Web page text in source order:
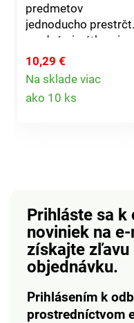
predmetov
jednoducho
prednými pútkami na
opasku, zapnite a
bude Vám perfektne
sedieť. Žiadna spona
neprekáža a nič nie je
10,29 €
Na sklade viac
ako 10 ks
Prihláste sa k
noviniek na e-
získajte zľavu
objednávku.
Prihlásením k
prostredníctvom